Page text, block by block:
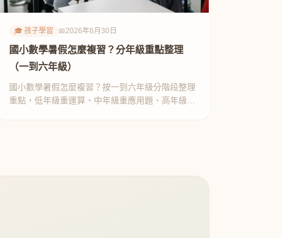
🎓 孩子學習 📅2026年6月30日
國小數學暑假怎麼複習？分年級重點整理
（一到六年級）
國小數學暑假怎麼複習？按一到六年級分階段整理
重點，低年級重運算、中年級重應用題、高年級重